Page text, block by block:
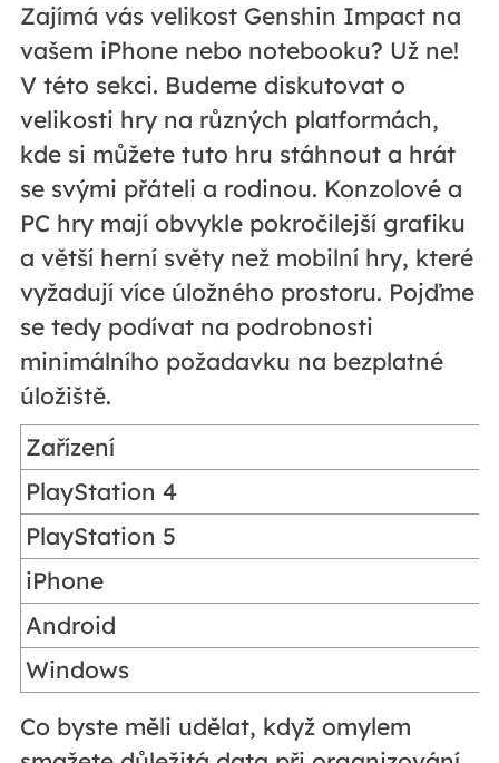
Zajímá vás velikost Genshin Impact na
vašem iPhone nebo notebooku? Už ne!
V této sekci. Budeme diskutovat o
velikosti hry na různých platformách,
kde si můžete tuto hru stáhnout a hrát
se svými přáteli a rodinou. Konzolové a
PC hry mají obvykle pokročilejší grafiku
a větší herní světy než mobilní hry, které
vyžadují více úložného prostoru. Pojďme
se tedy podívat na podrobnosti
minimálního požadavku na bezplatné
úložiště.
Zařízení
PlayStation 4
PlayStation 5
iPhone
Android
Windows
Co byste měli udělat, když omylem